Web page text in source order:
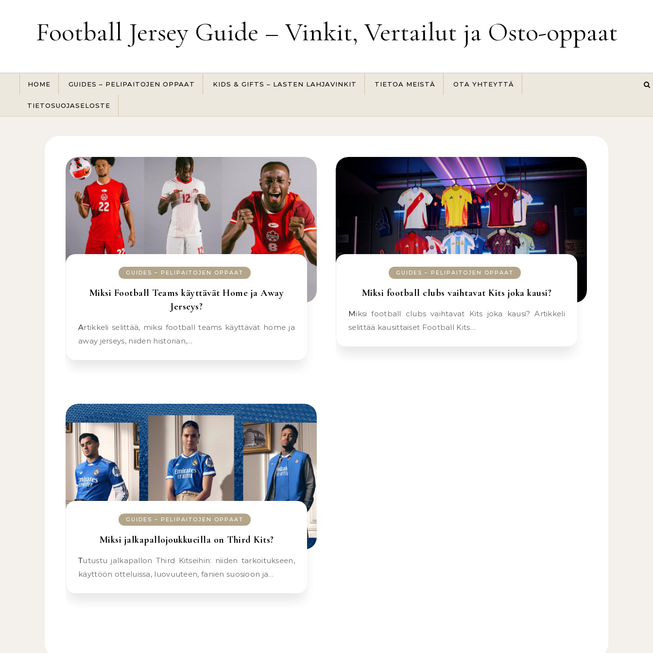
Football Jersey Guide – Vinkit, Vertailut ja Osto-oppaat
HOME GUIDES – PELIPAITOJEN OPPAAT KIDS & GIFTS – LASTEN LAHJAVINKIT TIETOA MEISTÄ OTA YHTEYTTÄ
TIETOSUOJASELOSTE
GUIDES – PELIPAITOJEN OPPAAT
Miksi Football Teams käyttävät Home ja Away
Jerseys?
Artikkeli selittää, miksi football teams käyttävät home ja
away jerseys, niiden historian,…
GUIDES – PELIPAITOJEN OPPAAT
Miksi football clubs vaihtavat Kits joka kausi?
Miksi football clubs vaihtavat Kits joka kausi? Artikkeli
selittää kausittaiset Football Kits…
GUIDES – PELIPAITOJEN OPPAAT
Miksi jalkapallojoukkueilla on Third Kits?
Tutustu jalkapallon Third Kitseihin: niiden tarkoitukseen,
käyttöön otteluissa, luovuuteen, fanien suosioon ja…